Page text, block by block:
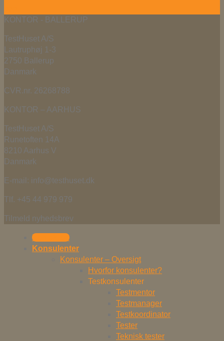
KONTOR - BALLERUP
TestHuset A/S
Lautruphøj 1-3
2750 Ballerup
Danmark
CVR.nr. 26268788
KONTOR – AARHUS
TestHuset A/S
Runetoften 14A
8210 Aarhus V
Danmark
E-mail: info@testhuset.dk
Tlf. +45 44 979 979
Tilmeld nyhedsbrev
Kontakt os
Konsulenter
Konsulenter – Oversigt
Hvorfor konsulenter?
Testkonsulenter
Testmentor
Testmanager
Testkoordinator
Tester
Teknisk tester